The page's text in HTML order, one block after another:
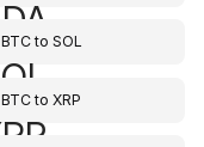
BTCto SOL
BTCto XRP